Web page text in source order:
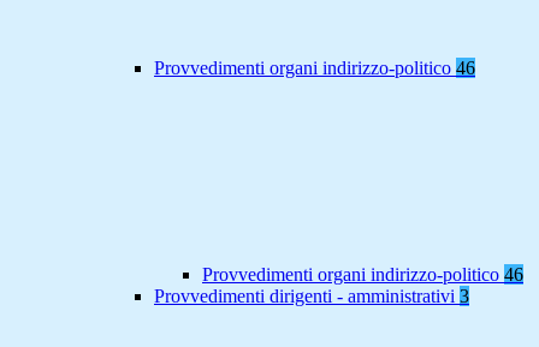
Provvedimenti organi indirizzo-politico 46
Provvedimenti organi indirizzo-politico 46
Provvedimenti dirigenti - amministrativi 3